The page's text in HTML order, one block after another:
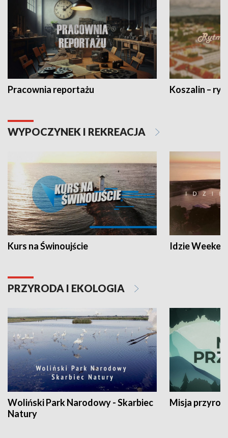
Pracownia reportażu Koszalin –
WYPOCZYNEK I REKREACJA
Kurs na Świnoujście Idzie
PRZYRODA I EKOLOGIA
Woliński Park Narodowy - Skarbiec
Natury
Misja